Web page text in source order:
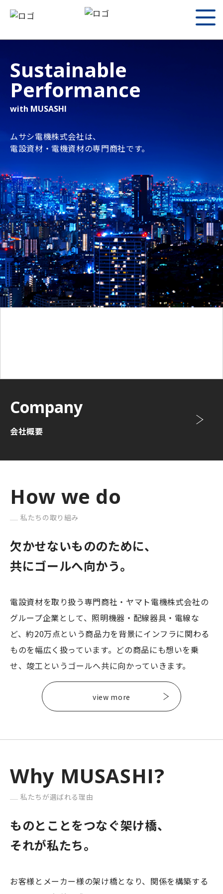
Sustainable
Performance
with MUSASHI
ムサシ電機株式会社は、
電設資材・電機資材の専門商社です。
Company
会社概要
How we do
私たちの取り組み
欠かせないもののために、
共にゴールへ向かう。
電設資材を取り扱う専門商社・ヤマト電機株式会社の
グループ企業として、照明機器・配線器具・電線な
ど、約20万点という商品力を背景にインフラに関わる
ものを幅広く扱っています。どの商品にも想いを乗
せ、竣工というゴールへ共に向かっていきます。
view more
Why MUSASHI?
私たちが選ばれる理由
ものとことをつなぐ架け橋、
それが私たち。
お客様とメーカー様の架け橋となり、関係を構築する